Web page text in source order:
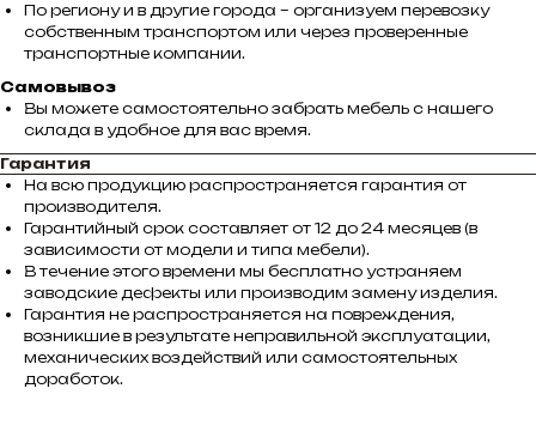
По региону и в другие города – организуем перевозку
собственным транспортом или через проверенные
транспортные компании.
Самовывоз
Вы можете самостоятельно забрать мебель с нашего
склада в удобное для вас время.
Гарантия
На всю продукцию распространяется гарантия от
производителя.
Гарантийный срок составляет от 12 до 24 месяцев (в
зависимости от модели и типа мебели).
В течение этого времени мы бесплатно устраняем
заводские дефекты или производим замену изделия.
Гарантия не распространяется на повреждения,
возникшие в результате неправильной эксплуатации,
механических воздействий или самостоятельных
доработок.